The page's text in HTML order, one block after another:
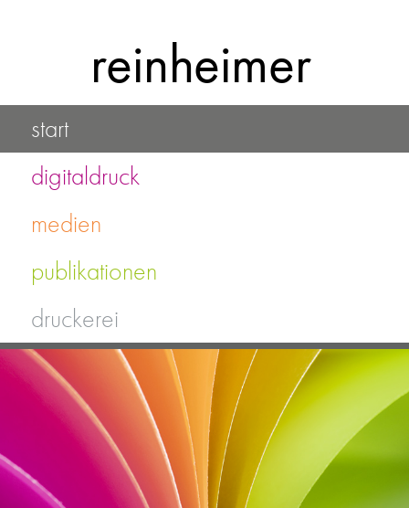
reinheimer
start
digitaldruck
medien
publikationen
druckerei